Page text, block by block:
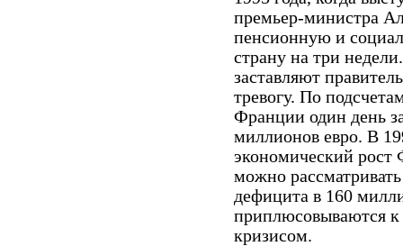
премьер-министра
пенсионную и
страну на три
заставляют
тревогу. По
Франции один день
миллионов евро. В
экономический
можно
дефицита в 160
приплюсовываются
кризисом.